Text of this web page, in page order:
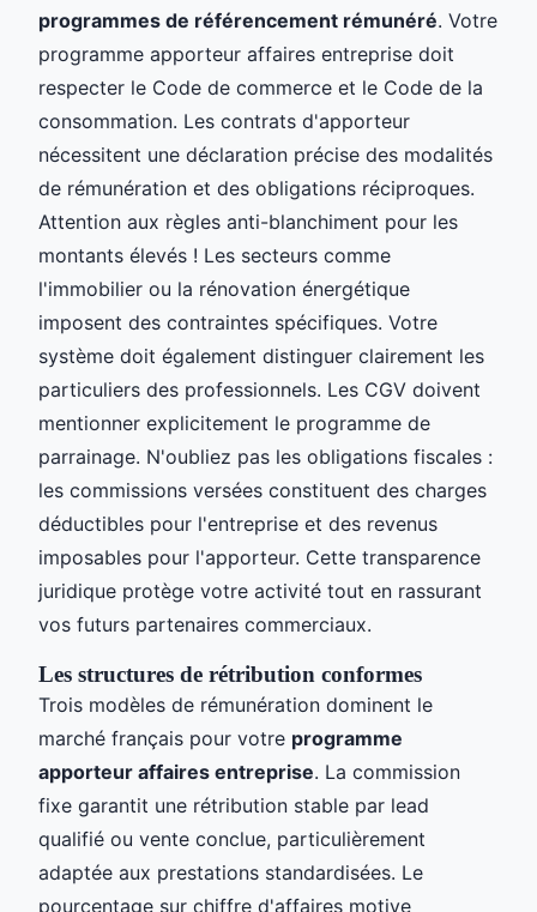
programmes de référencement rémunéré. Votre
programme apporteur affaires entreprise doit
respecter le Code de commerce et le Code de la
consommation. Les contrats d'apporteur
nécessitent une déclaration précise des modalités
de rémunération et des obligations réciproques.
Attention aux règles anti-blanchiment pour les
montants élevés ! Les secteurs comme
l'immobilier ou la rénovation énergétique
imposent des contraintes spécifiques. Votre
système doit également distinguer clairement les
particuliers des professionnels. Les CGV doivent
mentionner explicitement le programme de
parrainage. N'oubliez pas les obligations fiscales :
les commissions versées constituent des charges
déductibles pour l'entreprise et des revenus
imposables pour l'apporteur. Cette transparence
juridique protège votre activité tout en rassurant
vos futurs partenaires commerciaux.
Les structures de rétribution conformes
Trois modèles de rémunération dominent le
marché français pour votre programme
apporteur affaires entreprise. La commission
fixe garantit une rétribution stable par lead
qualifié ou vente conclue, particulièrement
adaptée aux prestations standardisées. Le
pourcentage sur chiffre d'affaires motive